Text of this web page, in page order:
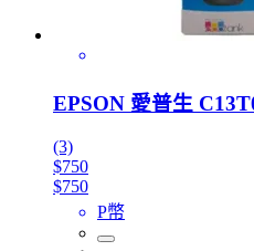
EPSON 愛普生
(3)
$750
$750
P幣